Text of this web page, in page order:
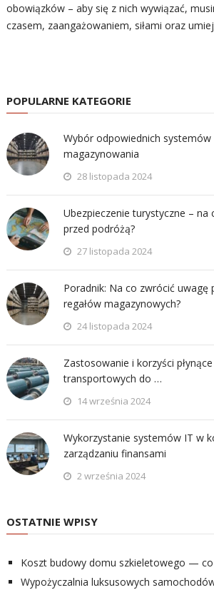
obowiązków – aby się z nich wywiązać,
czasem, zaangażowaniem, siłami oraz
POPULARNE KATEGORIE
Wybór odpowiednich systemów
magazynowania
28 listopada 2024
Ubezpieczenie turystyczne – na
przed podróżą?
27 listopada 2024
Poradnik: Na co zwrócić uwagę
regałów magazynowych?
24 listopada 2024
Zastosowanie i korzyści
transportowych do …
14 września 2024
Wykorzystanie systemów IT w
zarządzaniu finansami
2 września 2024
OSTATNIE WPISY
Koszt budowy domu szkieletowego — co
Wypożyczalnia luksusowych